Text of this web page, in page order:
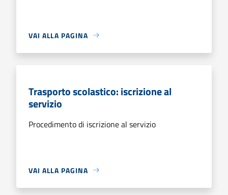
VAI ALLA PAGINA
Trasporto scolastico: iscrizione al
servizio
Procedimento di iscrizione al servizio
VAI ALLA PAGINA